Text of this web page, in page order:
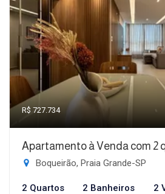
R$ 727.734
Apartamento à Venda com 2
Boqueirão, Praia Grande-SP
2 Quartos 2 Banheiros 2